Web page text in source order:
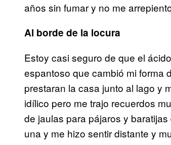
años sin fumar y no me
Al borde de la locura
Estoy casi seguro de que el
espantoso que cambió mi forma
prestaran la casa junto al lago y
idílico pero me trajo recuerdos
de jaulas para pájaros y
una y me hizo sentir distante y